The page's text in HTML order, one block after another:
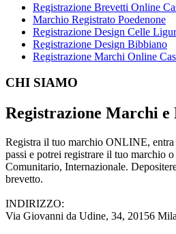
Registrazione Brevetti Online
Marchio Registrato Poedenone
Registrazione Design Celle
Registrazione Design Bibbiano
Registrazione Marchi Online
Footer
CHI SIAMO
Registrazione Marchi
Registra il tuo marchio ONLINE, entra
passi e potrei registrare il tuo marchio
Comunitario, Internazionale.
brevetto.
INDIRIZZO:
Via Giovanni da Udine, 34, 20156